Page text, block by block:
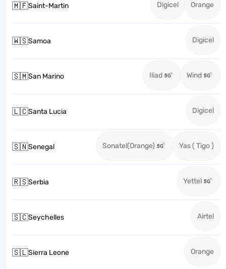
🇲🇫Saint-Martin Digicel Orange
🇼🇸Samoa Digicel
🇸🇲San Marino Iliad Wind
🇱🇨Santa Lucia Digicel
🇸🇳Senegal Sonatel(Orange) Yas ( Tigo )
🇷🇸Serbia Yettel
🇸🇨Seychelles Airtel
🇸🇱Sierra Leone Orange